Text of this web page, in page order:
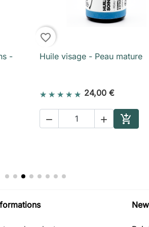
-
au panier
favorite_border
 Aperçu rapide
Huile visage - Peau mature
24,00 €
  